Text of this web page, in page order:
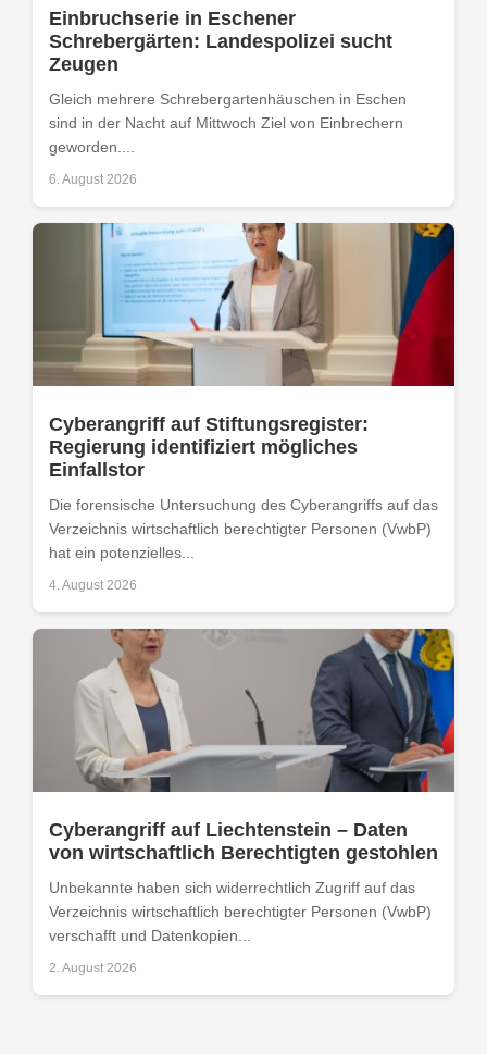
Einbruchserie in Eschener
Schrebergärten: Landespolizei sucht
Zeugen
Gleich mehrere Schrebergartenhäuschen in Eschen
sind in der Nacht auf Mittwoch Ziel von Einbrechern
geworden....
6. August 2026
Cyberangriff auf Stiftungsregister:
Regierung identifiziert mögliches
Einfallstor
Die forensische Untersuchung des Cyberangriffs auf das
Verzeichnis wirtschaftlich berechtigter Personen (VwbP)
hat ein potenzielles...
4. August 2026
Cyberangriff auf Liechtenstein – Daten
von wirtschaftlich Berechtigten gestohlen
Unbekannte haben sich widerrechtlich Zugriff auf das
Verzeichnis wirtschaftlich berechtigter Personen (VwbP)
verschafft und Datenkopien...
2. August 2026